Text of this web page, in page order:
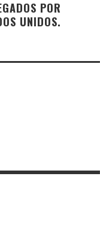
POR
UNIDOS.